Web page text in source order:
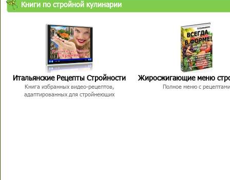
Книги по стройной кулинарии
Итальянские Рецепты Стройности
Книга избранных видео-рецептов,
адаптированных для стройнеющих
Жиросжигающие меню
Полное меню с рецептами